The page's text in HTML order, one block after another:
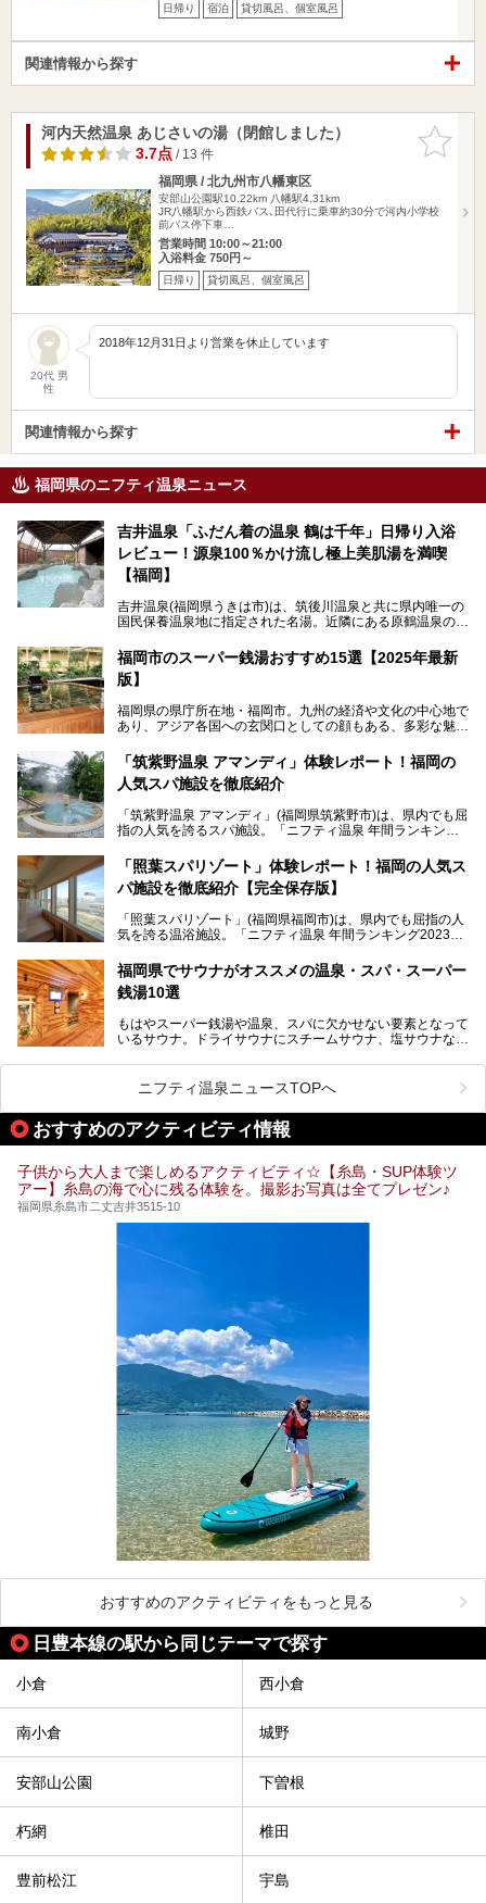
日帰り 宿泊 貸切風呂、個室風呂
関連情報から探す
お気に入
りに追加
河内天然温泉 あじさいの湯（閉館しました）
3.7点/ 13 件
福岡県 / 北九州市八幡東区
安部山公園駅10.22km 八幡駅4.31km
JR八幡駅から西鉄バス､田代行に乗車約30分で河内小学校
前バス停下車…
営業時間 10:00～21:00
入浴料金 750円～
日帰り 貸切風呂、個室風呂
20代 男
性
2018年12月31日より営業を休止しています
関連情報から探す
福岡県のニフティ温泉ニュース
吉井温泉「ふだん着の温泉 鶴は千年」日帰り入浴
レビュー！源泉100％かけ流し極上美肌湯を満喫
【福岡】
吉井温泉(福岡県うきは市)は、筑後川温泉と共に県内唯一の
国民保養温泉地に指定された名湯。近隣にある原鶴温泉の観
す。
「ふだん着の温泉 鶴は千年」は、吉井温泉にある日帰り入
住民や温泉ファンに愛され続けています。今回は筆者自ら日
帰り入浴し、自慢の温泉を中心に詳細レビューします！
福岡市のスーパー銭湯おすすめ15選【2025年最新
版】
福岡県の県庁所在地・福岡市。九州の経済や文化の中心地で
あり、アジア各国への玄関口としての顔もある、多彩な魅力
そんな福岡市は、スーパー銭湯も多種多彩。玄界灘を眺めら
れるリゾート気分満点のスーパー銭湯から、繁華街近くのレ
いスーパー銭湯を一挙ご紹介します。
「筑紫野温泉 アマンディ」体験レポート！福岡の
人気スパ施設を徹底紹介
「筑紫野温泉 アマンディ」(福岡県筑紫野市)は、県内でも屈
指の人気を誇るスパ施設。「ニフティ温泉 年間ランキング2
入浴客で賑わっています。
そこで今回は、ニフティ温泉ライターである筆者が現地訪
ーム・併設するレストランを体験し、それらの全貌を徹底紹
介します！
「照葉スパリゾート」体験レポート！福岡の人気ス
パ施設を徹底紹介【完全保存版】
「照葉スパリゾート」(福岡県福岡市)は、県内でも屈指の人
気を誇る温浴施設。「ニフティ温泉 年間ランキング2023」
常連客で賑わっています。
そこで今回は、ニフティ温泉ライターである筆者が現地体
ューズメント・宿泊施設・グルメ・その他施設まで、多彩な
る全貌と魅力を徹底紹介します！
福岡県でサウナがオススメの温泉・スパ・スーパー
銭湯10選
もはやスーパー銭湯や温泉、スパに欠かせない要素となって
いるサウナ。ドライサウナにスチームサウナ、塩サウナな
ペース、ロウリュウなど、心ゆくまで楽しむためのサービス
が充実した施設も多くみられます。
今回はそんなサウナにこだわった、福岡県内のオススメ温
泉・銭湯・スパを10件紹介したいと思います！
ニフティ温泉ニュースTOPへ
おすすめのアクティビティ情報
子供から大人まで楽しめるアクティビティ☆【糸島・SUP体験ツ
アー】糸島の海で心に残る体験を。撮影お写真は全てプレゼン♪
福岡県糸島市二丈吉井3515-10
おすすめのアクティビティをもっと見る
日豊本線の駅から同じテーマで探す
小倉 西小倉
南小倉 城野
安部山公園 下曽根
朽網 椎田
豊前松江 宇島